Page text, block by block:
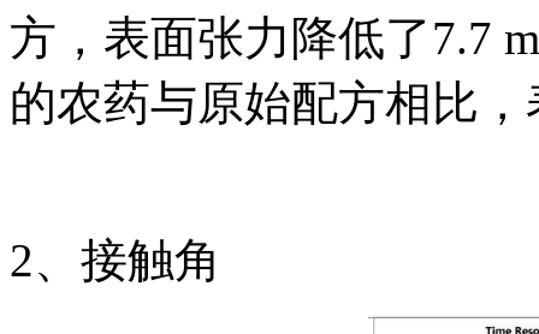
方，表面张力降低了7.7
的农药与原始配方相比
2、接触角